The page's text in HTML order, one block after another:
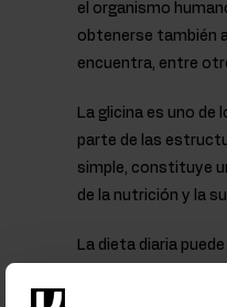
el organismo
obtenerse también
encuentra, entre
La glicina es uno
parte de las
simple, constituye
de la nutrición y la
La dieta diaria